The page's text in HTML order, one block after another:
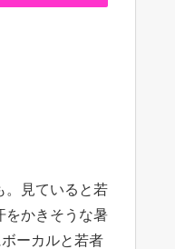
。見ていると若
をかきそうな暑
ーカルと若者